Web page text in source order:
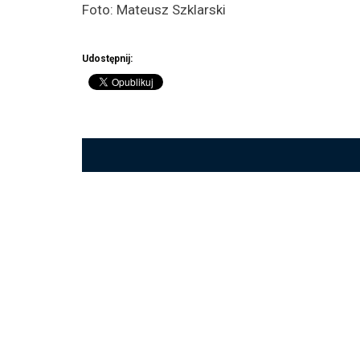
Foto: Mateusz Szklarski
Udostępnij: